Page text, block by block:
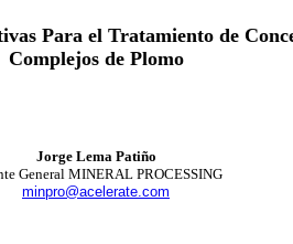
Para el Tratamiento de
Complejos de Plomo
Jorge Lema Patiño
General MINERAL PROCESSING
minpro@acelerate.com